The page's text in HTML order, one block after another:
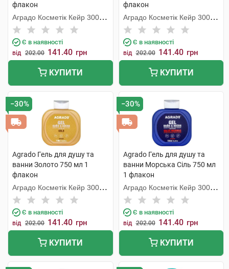
флакон
Аградо Косметік Кейр 3000
С.Л.У.
Є в наявності
від 202.00 141.40 грн
КУПИТИ
флакон
Аградо Косметік Кейр 3000
С.Л.У.
Є в наявності
від 202.00 141.40 грн
КУПИТИ
−30%
Agrado Гель для душу та
ванни Золото 750 мл 1
флакон
Аградо Косметік Кейр 3000
С.Л.У.
Є в наявності
від 202.00 141.40 грн
КУПИТИ
−30%
Agrado Гель для душу та
ванни Морська Сіль 750 мл
1 флакон
Аградо Косметік Кейр 3000
С.Л.У.
Є в наявності
від 202.00 141.40 грн
КУПИТИ